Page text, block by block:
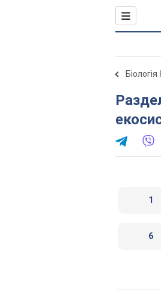
Раздел Тема 5. Членистоногі. Роль комах в
1
6